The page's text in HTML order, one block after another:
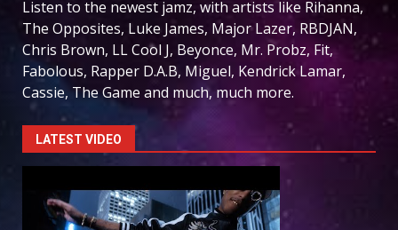
Listen to the newest jamz, with artists like Rihanna,
The Opposites, Luke James, Major Lazer, RBDJAN,
Chris Brown, LL Cool J, Beyonce, Mr. Probz, Fit,
Fabolous, Rapper D.A.B, Miguel, Kendrick Lamar,
Cassie, The Game and much, much more.
LATEST VIDEO